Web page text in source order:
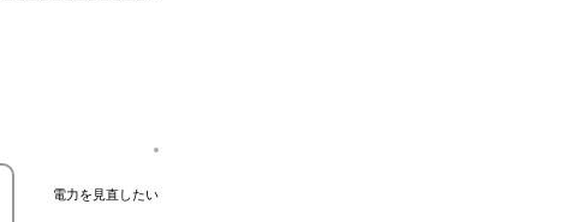
電力を見直したい